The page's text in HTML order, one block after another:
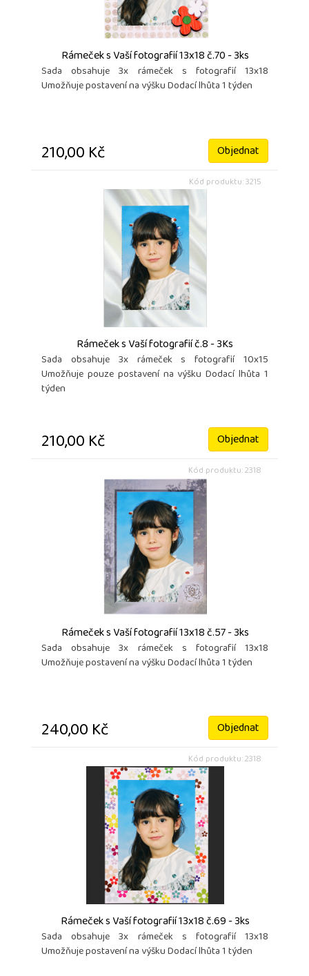
Rámeček s Vaší fotografií 13x18 č.70 - 3ks
Sada obsahuje 3x rámeček s fotografií 13x18
Umožňuje postavení na výšku Dodací lhůta 1 týden
210,00 Kč Objednat
Kód produktu: 3215
Rámeček s Vaší fotografií č.8 - 3Ks
Sada obsahuje 3x rámeček s fotografií 10x15
Umožňuje pouze postavení na výšku Dodací lhůta 1
týden
210,00 Kč Objednat
Kód produktu: 2318
Rámeček s Vaší fotografií 13x18 č.57 - 3ks
Sada obsahuje 3x rámeček s fotografií 13x18
Umožňuje postavení na výšku Dodací lhůta 1 týden
240,00 Kč Objednat
Kód produktu: 2318
Rámeček s Vaší fotografií 13x18 č.69 - 3ks
Sada obsahuje 3x rámeček s fotografií 13x18
Umožňuje postavení na výšku Dodací lhůta 1 týden